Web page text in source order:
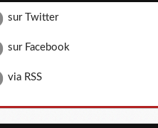
sur Twitter
sur Facebook
via RSS